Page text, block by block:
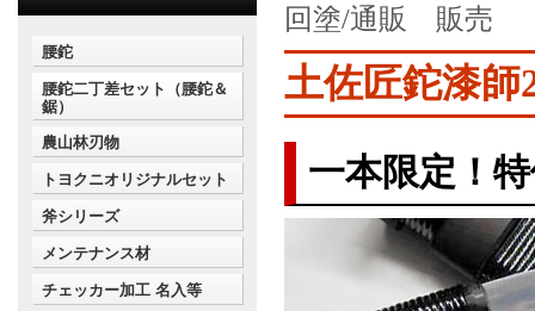
回塗/通販 販売
土佐匠鉈漆師
一本限定！
腰鉈
腰鉈二丁差セット（腰鉈＆
鋸）
農山林刃物
トヨクニオリジナルセット
斧シリーズ
メンテナンス材
チェッカー加工 名入等